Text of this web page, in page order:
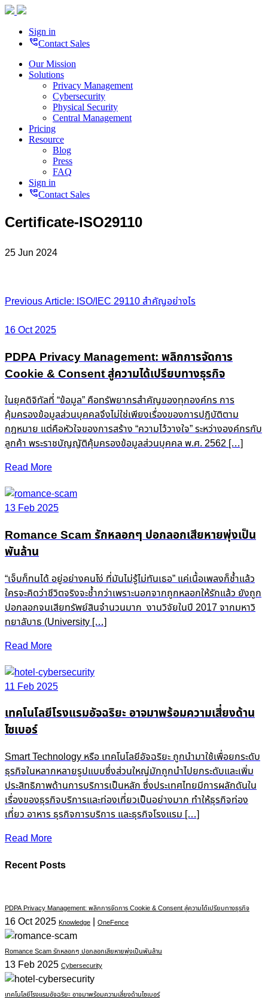
Sign in
perm_phone_msgContact Sales
Our Mission
Solutions
Privacy Management
Cybersecurity
Physical Security
Central Management
Pricing
Resource
Blog
Press
FAQ
Sign in
perm_phone_msgContact Sales
Certificate-ISO29110
25 Jun 2024
Post
navigation
Previous Article: ISO/IEC 29110 สำคัญอย่างไร
16 Oct 2025
PDPA Privacy Management: พลิกการจัดการ
Cookie & Consent สู่ความได้เปรียบทางธุรกิจ
ในยุคดิจิทัลที่ “ข้อมูล” คือทรัพยากรสำคัญของทุกองค์กร การ
คุ้มครองข้อมูลส่วนบุคคลจึงไม่ใช่เพียงเรื่องของการปฏิบัติตาม
กฎหมาย แต่คือหัวใจของการสร้าง “ความไว้วางใจ” ระหว่างองค์กรกับ
ลูกค้า พระราชบัญญัติคุ้มครองข้อมูลส่วนบุคคล พ.ศ. 2562 […]
Read More
13 Feb 2025
Romance Scam รักหลอกๆ ปอกลอกเสียหายพุ่งเป็น
พันล้าน
“เจ็บก็ทนได้ อยู่อย่างคนโง่ ที่มันไม่รู้ไม่ทันเธอ” แค่เนื้อเพลงก็ช้ำแล้ว
ใครจะคิดว่าชีวิตจริงจะช้ำกว่าเพราะนอกจากถูกหลอกให้รักแล้ว ยังถูก
ปอกลอกจนเสียทรัพย์สินจำนวนมาก งานวิจัยในปี 2017 จากมหาวิ
ทยาลับาธ (University […]
Read More
11 Feb 2025
เทคโนโลยีโรงแรมอัจฉริยะ อาจมาพร้อมความเสี่ยงด้าน
ไซเบอร์
Smart Technology หรือ เทคโนโลยีอัจฉริยะ ถูกนำมาใช้เพื่อยกระดับ
ธุรกิจในหลากหลายรูปแบบซึ่งส่วนใหญ่มักถูกนำไปยกระดับและเพิ่ม
ประสิทธิภาพด้านการบริการเป็นหลัก ซึ่งประเทศไทยมีการผลักดันใน
เรื่องของธุรกิจบริการและท่องเที่ยวเป็นอย่างมาก ทำให้ธุรกิจท่อง
เที่ยว อาหาร ธุรกิจการบริการ และธุรกิจโรงแรม […]
Read More
Recent Posts
PDPA Privacy Management: พลิกการจัดการ Cookie & Consent สู่ความได้เปรียบทางธุรกิจ
16 Oct 2025 Knowledge | OneFence
Romance Scam รักหลอกๆ ปอกลอกเสียหายพุ่งเป็นพันล้าน
13 Feb 2025 Cybersecurity
เทคโนโลยีโรงแรมอัจฉริยะ อาจมาพร้อมความเสี่ยงด้านไซเบอร์